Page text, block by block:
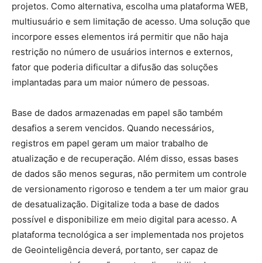
projetos. Como alternativa, escolha uma plataforma WEB,
multiusuário e sem limitação de acesso. Uma solução que
incorpore esses elementos irá permitir que não haja
restrição no número de usuários internos e externos,
fator que poderia dificultar a difusão das soluções
implantadas para um maior número de pessoas.
Base de dados armazenadas em papel são também
desafios a serem vencidos. Quando necessários,
registros em papel geram um maior trabalho de
atualização e de recuperação. Além disso, essas bases
de dados são menos seguras, não permitem um controle
de versionamento rigoroso e tendem a ter um maior grau
de desatualização. Digitalize toda a base de dados
possível e disponibilize em meio digital para acesso. A
plataforma tecnológica a ser implementada nos projetos
de Geointeligência deverá, portanto, ser capaz de